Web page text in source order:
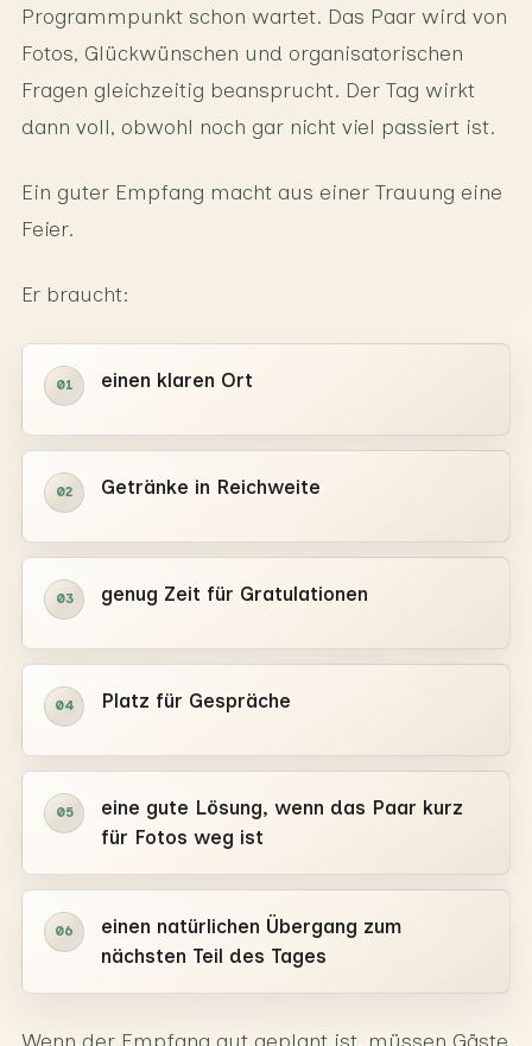
Programmpunkt schon wartet. Das Paar wird von
Fotos, Glückwünschen und organisatorischen
Fragen gleichzeitig beansprucht. Der Tag wirkt
dann voll, obwohl noch gar nicht viel passiert ist.
Ein guter Empfang macht aus einer Trauung eine
Feier.
Er braucht:
01 einen klaren Ort
02 Getränke in Reichweite
03 genug Zeit für Gratulationen
04 Platz für Gespräche
05
eine gute Lösung, wenn das Paar kurz
für Fotos weg ist
06
einen natürlichen Übergang zum
nächsten Teil des Tages
Wenn der Empfang gut geplant ist, müssen Gäste